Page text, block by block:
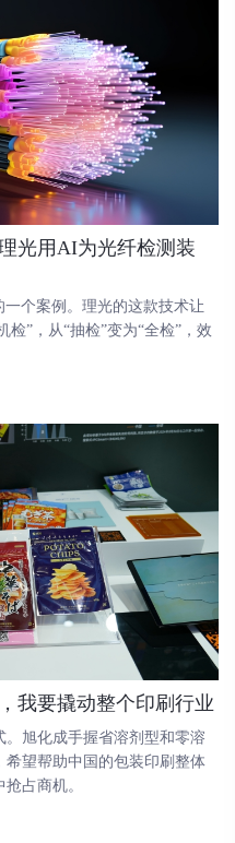
光用AI为光纤检测装
个案例。理光的这款技术让
检”，从“抽检”变为“全检”，效
我要撬动整个印刷行业
旭化成手握省溶剂型和零溶
望帮助中国的包装印刷整体
占商机。